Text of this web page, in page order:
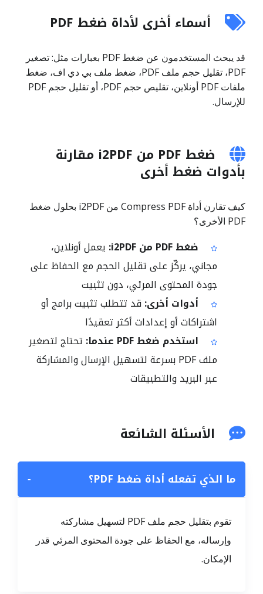
أسماء أخرى لأداة ضغط PDF
قد يبحث المستخدمون عن ضغط PDF بعبارات مثل: تصغير
PDF، تقليل حجم ملف PDF، ضغط ملف بي دي اف، ضغط
ملفات PDF أونلاين، تقليص حجم PDF، أو تقليل حجم PDF
للإرسال.
ضغط PDF من i2PDF مقارنة
بأدوات ضغط أخرى
كيف تقارن أداة Compress PDF من i2PDF بحلول ضغط
PDF الأخرى؟
ضغط PDF من i2PDF:
يعمل أونلاين،
مجاني، يركّز على تقليل الحجم مع الحفاظ على
جودة المحتوى المرئي، دون تثبيت
أدوات أخرى: قد تتطلب تثبيت برامج أو
اشتراكات أو إعدادات أكثر تعقيدًا
استخدم ضغط PDF عندما:
تحتاج لتصغير
ملف PDF بسرعة لتسهيل الإرسال والمشاركة
عبر البريد والتطبيقات
الأسئلة الشائعة
ما الذي تفعله أداة ضغط PDF؟ −
تقوم بتقليل حجم ملف PDF لتسهيل مشاركته
وإرساله، مع الحفاظ على جودة المحتوى المرئي قدر
الإمكان.